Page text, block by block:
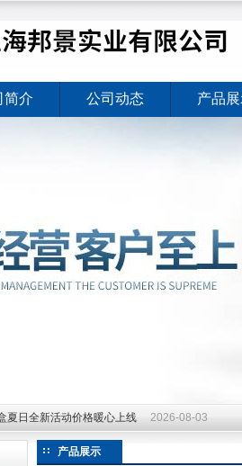
简介 公司动态 产品
夏日全新活动价格暖心上线 2026-08-03
夏日全新活动价格暖心上线
产品展示